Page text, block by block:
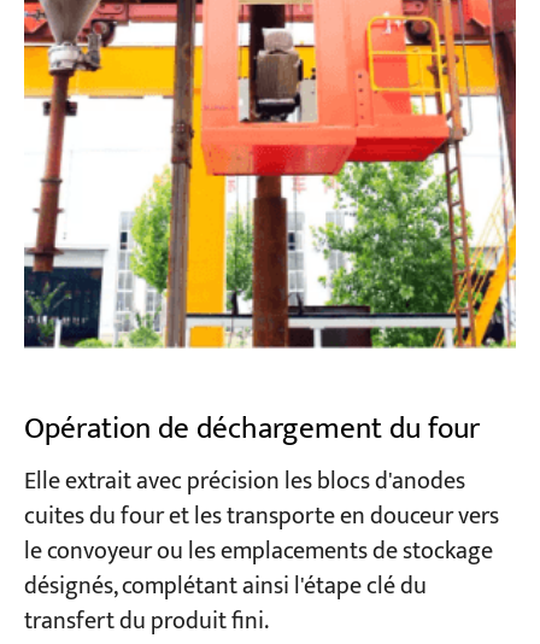
Opération de déchargement du four
Elle extrait avec précision les blocs d'anodes
cuites du four et les transporte en douceur vers
le convoyeur ou les emplacements de stockage
désignés, complétant ainsi l'étape clé du
transfert du produit fini.